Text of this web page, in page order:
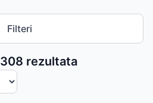
Filteri
308 rezultata